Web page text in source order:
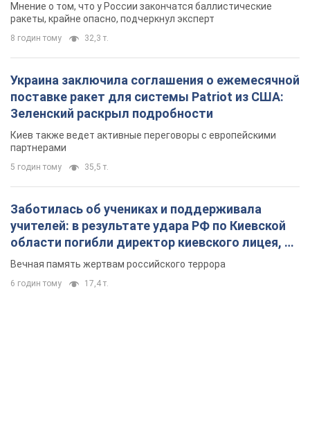
Мнение о том, что у России закончатся баллистические
ракеты, крайне опасно, подчеркнул эксперт
8 годин тому 32,3 т.
Украина заключила соглашения о ежемесячной
поставке ракет для системы Patriot из США:
Зеленский раскрыл подробности
Киев также ведет активные переговоры с европейскими
партнерами
5 годин тому 35,5 т.
Заботилась об учениках и поддерживала
учителей: в результате удара РФ по Киевской
области погибли директор киевского лицея, её
муж и внук
Вечная память жертвам российского террора
6 годин тому 17,4 т.